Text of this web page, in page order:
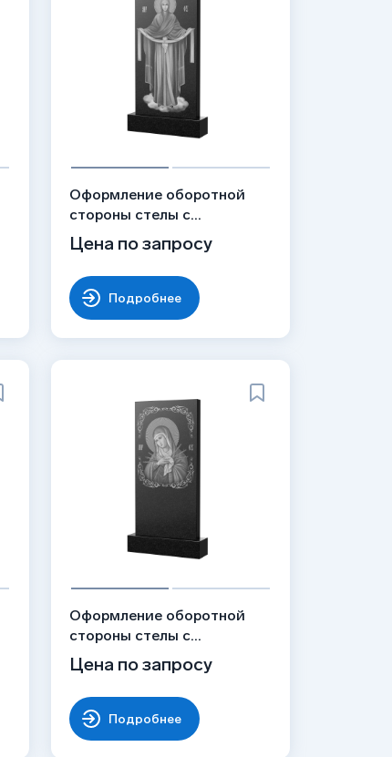
Оформление оборотной
стороны стелы с
Богородицей, рисунок
ОБ-044
Цена по запросу
Подробнее
Оформление оборотной
стороны стелы с
Богородицы
Семистрельной, рисунок
ОБ-041
Цена по запросу
Подробнее